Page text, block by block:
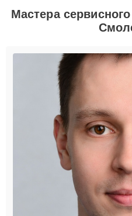
Мастера